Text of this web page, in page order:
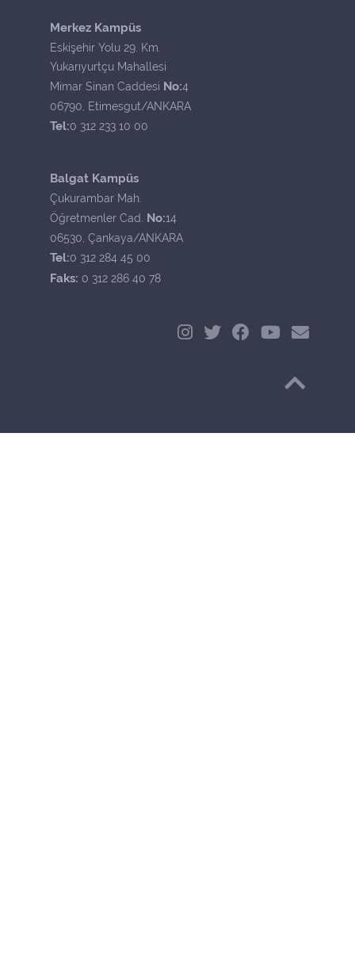
Merkez Kampüs
Eskişehir Yolu 29. Km.
Yukarıyurtçu Mahallesi
Mimar Sinan Caddesi No:4
06790, Etimesgut/ANKARA
Tel:0 312 233 10 00
Balgat Kampüs
Çukurambar Mah.
Öğretmenler Cad. No:14
06530, Çankaya/ANKARA
Tel:0 312 284 45 00
Faks: 0 312 286 40 78